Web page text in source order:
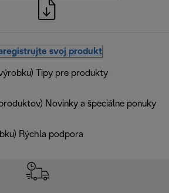
svoj produkt
Tipy pre produkty
Novinky a špeciálne ponuky
Rýchla podpora